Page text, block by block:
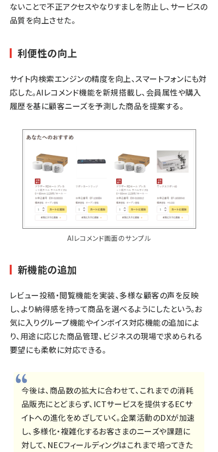
ないことで不正アクセスやなりすましを防止し、サービスの
品質を向上させた。
利便性の向上
サイト内検索エンジンの精度を向上、スマートフォンにも対
応した。AIレコメンド機能を新規搭載し、会員属性や購入
履歴を基に顧客ニーズを予測した商品を提案する。
AIレコメンド画面のサンプル
新機能の追加
レビュー投稿・閲覧機能を実装、多様な顧客の声を反映
し、より納得感を持って商品を選べるようにしたという。お
気に入りグループ機能やインボイス対応機能の追加によ
り、用途に応じた商品管理、ビジネスの現場で求められる
要望にも柔軟に対応できる。
今後は、商品数の拡大に合わせて、これまでの消耗
品販売にとどまらず、ICTサービスを提供するECサ
イトへの進化をめざしていく。企業活動のDXが加速
し、多様化・複雑化するお客さまのニーズや課題に
対して、NECフィールディングはこれまで培ってきた